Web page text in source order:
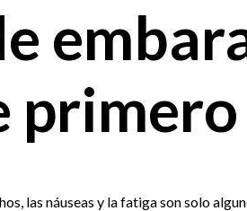
primero
las náuseas y la fatiga son solo